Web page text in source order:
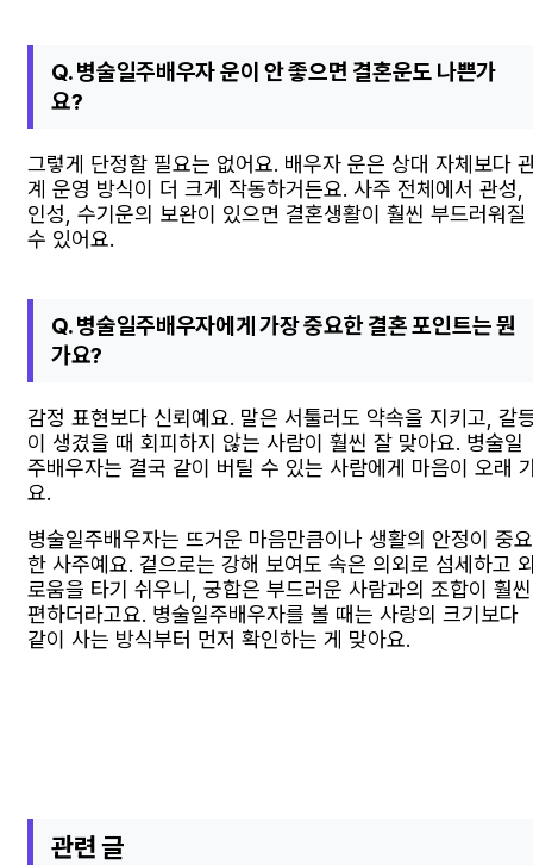
Q. 병술일주배우자 운이 안 좋으면 결혼운도 나쁜가
요?
그렇게 단정할 필요는 없어요. 배우자 운은 상대 자체보다
계 운영 방식이 더 크게 작동하거든요. 사주 전체에서 관성,
인성, 수기운의 보완이 있으면 결혼생활이 훨씬 부드러워질
수 있어요.
Q. 병술일주배우자에게 가장 중요한 결혼 포인트는 뭔
가요?
감정 표현보다 신뢰예요. 말은 서툴러도 약속을 지키고, 갈
이 생겼을 때 회피하지 않는 사람이 훨씬 잘 맞아요. 병술일
주배우자는 결국 같이 버틸 수 있는 사람에게 마음이 오래
요.
병술일주배우자는 뜨거운 마음만큼이나 생활의 안정이 중요
한 사주예요. 겉으로는 강해 보여도 속은 의외로 섬세하고
로움을 타기 쉬우니, 궁합은 부드러운 사람과의 조합이 훨씬
편하더라고요. 병술일주배우자를 볼 때는 사랑의 크기보다
같이 사는 방식부터 먼저 확인하는 게 맞아요.
관련 글